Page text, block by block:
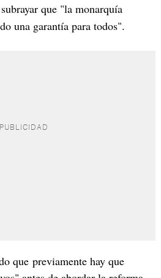
que "la monarquía
una garantía para todos".
que previamente hay que